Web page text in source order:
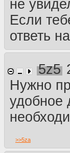
не
Если
ответь
5z5
Нужно
удобное
>>5za